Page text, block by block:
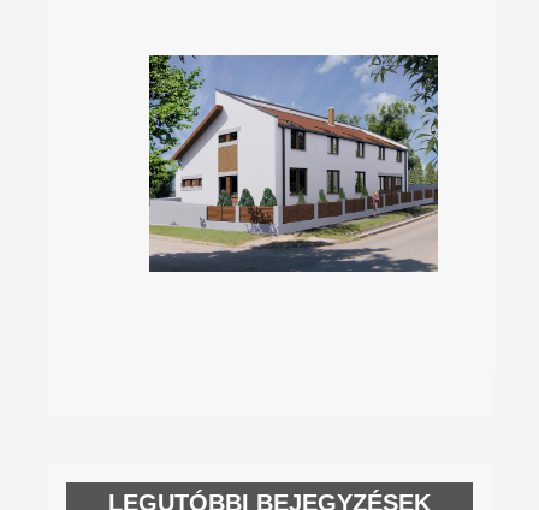
LEGUTÓBBI BEJEGYZÉSEK